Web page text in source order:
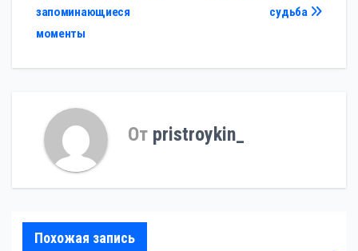
записям
судьба
запоминающиеся
моменты
От pristroykin_
Похожая запись